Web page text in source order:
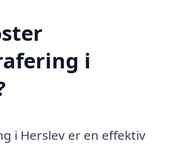
i
i Herslev er en effektiv